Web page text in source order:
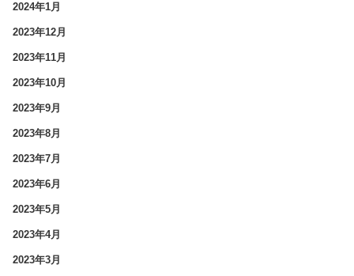
2024年1月
2023年12月
2023年11月
2023年10月
2023年9月
2023年8月
2023年7月
2023年6月
2023年5月
2023年4月
2023年3月